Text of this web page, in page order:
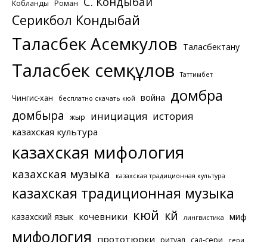
Кобланды Роман
Серикбол Кондыбай
Таласбек Асемкулов Таласбектану
Таласбек Әсемқұлов Таттимбет
Чингис-хан бесплатно скачать кюй война домбра
домбыра жыр инициация история
казахская культура
казахская мифология
казахская музыка казахская традиционная культура
казахская традиционная музыка
казахский язык кочевники кюй күй лингвистика миф
мифология прототюрки ритуал сал-сери сери